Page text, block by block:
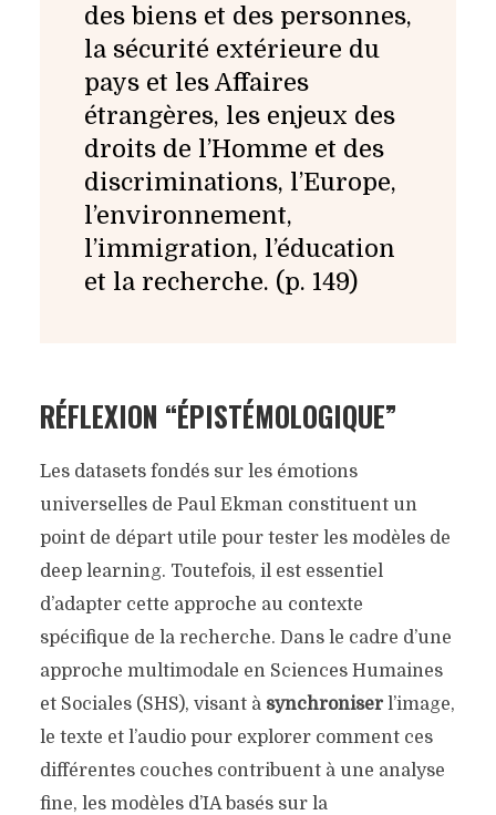
des biens et des personnes,
la sécurité extérieure du
pays et les Affaires
étrangères, les enjeux des
droits de l’Homme et des
discriminations, l’Europe,
l’environnement,
l’immigration, l’éducation
et la recherche. (p. 149)
RÉFLEXION “ÉPISTÉMOLOGIQUE”
Les datasets fondés sur les émotions
universelles de Paul Ekman constituent un
point de départ utile pour tester les modèles de
deep learning. Toutefois, il est essentiel
d’adapter cette approche au contexte
spécifique de la recherche. Dans le cadre d’une
approche multimodale en Sciences Humaines
et Sociales (SHS), visant à synchroniserl’image,
le texte et l’audio pour explorer comment ces
différentes couches contribuent à une analyse
fine, les modèles d’IA basés sur la